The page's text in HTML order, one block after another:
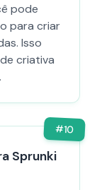
pode
para criar
Isso
criativa
#10
Sprunki